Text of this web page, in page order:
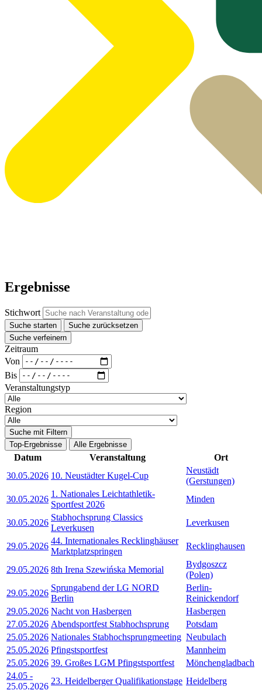
Ergebnisse
Stichwort
Suche starten
Suche zurücksetzen
Suche verfeinern
Zeitraum
Von
Bis
Veranstaltungstyp
Region
Suche mit Filtern
Top-Ergebnisse
Alle Ergebnisse
Datum Veranstaltung
Ort
30.05.2026 10. Neustädter Kugel-Cup
Neustädt
(Gerstungen)
30.05.2026
1. Nationales Leichtathletik-
Sportfest 2026
Minden
30.05.2026
Stabhochsprung Classics
Leverkusen
Leverkusen
29.05.2026
44. Internationales Recklinghäuser
Marktplatzspringen
Recklinghausen
29.05.2026 8th Irena Szewińska Memorial
Bydgoszcz
(Polen)
29.05.2026
Sprungabend der LG NORD
Berlin
Berlin-
Reinickendorf
29.05.2026 Nacht von Hasbergen
Hasbergen
27.05.2026 Abendsportfest Stabhochsprung
Potsdam
25.05.2026 Nationales Stabhochsprungmeeting Neubulach
25.05.2026 Pfingstsportfest
Mannheim
25.05.2026 39. Großes LGM Pfingstsportfest
Mönchengladbach
24.05 -
25.05.2026
23. Heidelberger Qualifikationstage Heidelberg